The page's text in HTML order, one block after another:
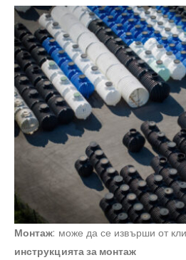
Монтаж: може да се извърши от
инструкцията за монтаж